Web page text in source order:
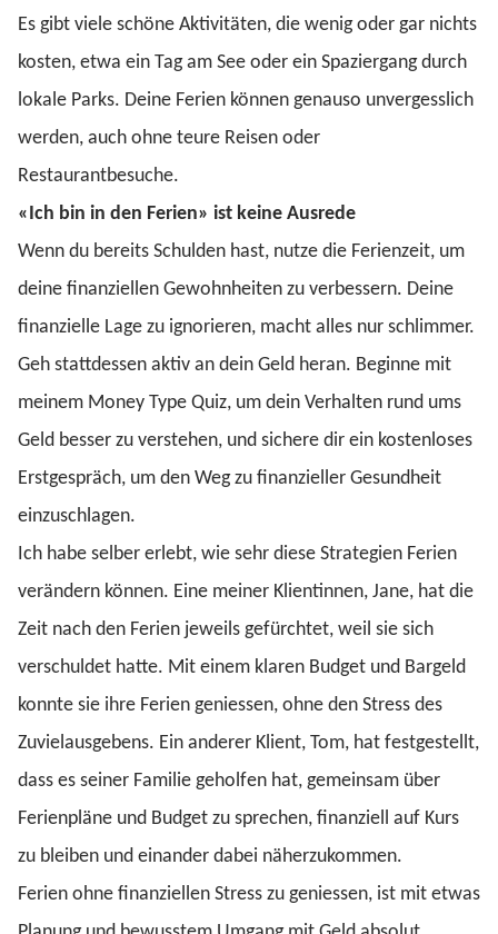
Es gibt viele schöne Aktivitäten, die wenig oder gar nichts
kosten, etwa ein Tag am See oder ein Spaziergang durch
lokale Parks. Deine Ferien können genauso unvergesslich
werden, auch ohne teure Reisen oder
Restaurantbesuche.
«Ich bin in den Ferien» ist keine Ausrede
Wenn du bereits Schulden hast, nutze die Ferienzeit, um
deine finanziellen Gewohnheiten zu verbessern. Deine
finanzielle Lage zu ignorieren, macht alles nur schlimmer.
Geh stattdessen aktiv an dein Geld heran. Beginne mit
meinem Money Type Quiz, um dein Verhalten rund ums
Geld besser zu verstehen, und sichere dir ein kostenloses
Erstgespräch, um den Weg zu finanzieller Gesundheit
einzuschlagen.
Ich habe selber erlebt, wie sehr diese Strategien Ferien
verändern können. Eine meiner Klientinnen, Jane, hat die
Zeit nach den Ferien jeweils gefürchtet, weil sie sich
verschuldet hatte. Mit einem klaren Budget und Bargeld
konnte sie ihre Ferien geniessen, ohne den Stress des
Zuvielausgebens. Ein anderer Klient, Tom, hat festgestellt,
dass es seiner Familie geholfen hat, gemeinsam über
Ferienpläne und Budget zu sprechen, finanziell auf Kurs
zu bleiben und einander dabei näherzukommen.
Ferien ohne finanziellen Stress zu geniessen, ist mit etwas